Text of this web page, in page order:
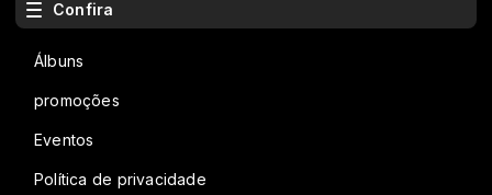
Confira
Álbuns
promoções
Eventos
Política de privacidade